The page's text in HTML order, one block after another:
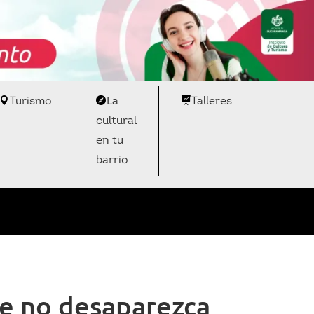
Turismo
La
cultural
en tu
barrio
Talleres
no desaparezca